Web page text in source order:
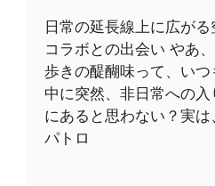
日常の延長線上に広が
コラボとの出会い やあ
歩きの醍醐味って、い
中に突然、非日常への
にあると思わない？実
パトロ